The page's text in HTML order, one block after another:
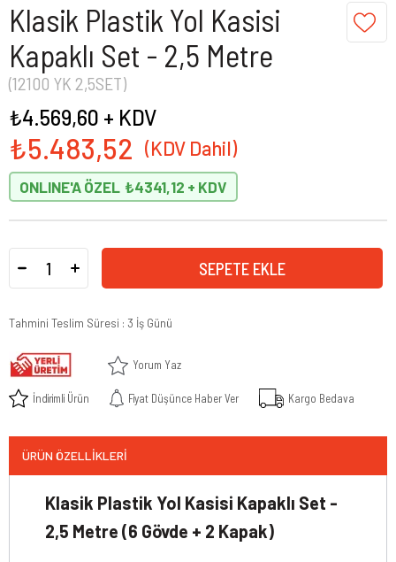
Klasik Plastik Yol Kasisi
Kapaklı Set - 2,5 Metre
(12100 YK 2,5SET)
₺5.483,52
₺4.569,60 + KDV
ONLINE'A ÖZEL ₺4341,12
Tahmini Teslim Süresi : 3 İş Günü
Yorum Yaz
İndirimli Ürün Fiyat Düşünce Haber Ver Kargo Bedava
ÜRÜN ÖZELLIKLERI
Klasik Plastik Yol Kasisi Kapaklı Set -
2,5 Metre (6 Gövde + 2 Kapak)